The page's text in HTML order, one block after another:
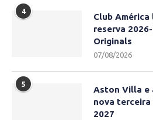
4
Club América
reserva
Originals
07/08/2026
5
Aston Villa e
nova terceira
2027